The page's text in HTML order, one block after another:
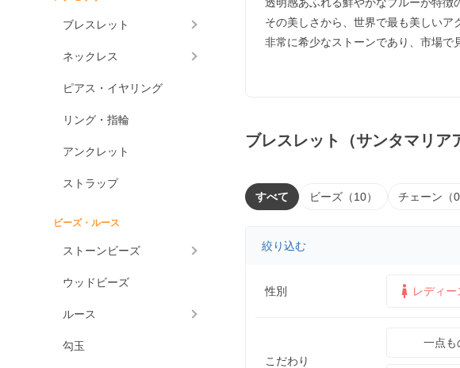
ブレスレット
ネックレス
ピアス・イヤリング
リング・指輪
アンクレット
ストラップ
ビーズ・ルース
ストーンビーズ
ウッドビーズ
ルース
勾玉
その美しさから、世界で最も美しいア
非常に希少なストーンであり、市場で
ブレスレット（サンタマリア
すべて ビーズ（10） チェーン（0
絞り込む
性別 レディー
こだわり
一点も